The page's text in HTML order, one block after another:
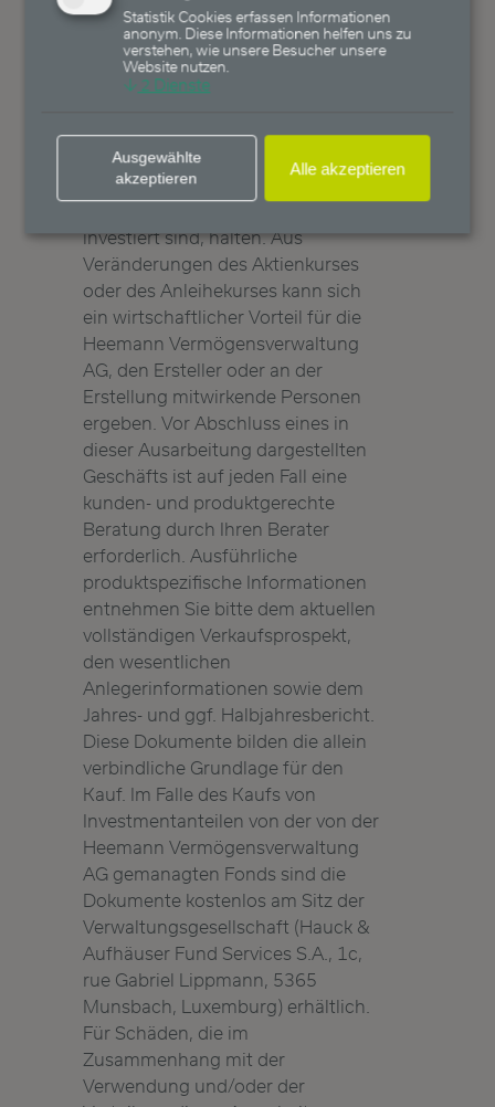
Aktienanteile am genannten
Unternehmen, Anleihen des
genannten Unternehmens oder
Vermögensverwaltung AG
gemanagten Fonds, die wiederum
in Aktienanteilen oder Anleihen des
genannten Unternehmens
investiert sind, halten. Aus
Veränderungen des Aktienkurses
oder des Anleihekurses kann sich
ein wirtschaftlicher Vorteil für die
Heemann Vermögensverwaltung
AG, den Ersteller oder an der
Erstellung mitwirkende Personen
ergeben. Vor Abschluss eines in
dieser Ausarbeitung dargestellten
Geschäfts ist auf jeden Fall eine
kunden- und produktgerechte
Beratung durch Ihren Berater
erforderlich. Ausführliche
produktspezifische Informationen
entnehmen Sie bitte dem aktuellen
vollständigen Verkaufsprospekt,
den wesentlichen
Anlegerinformationen sowie dem
Jahres- und ggf. Halbjahresbericht.
Diese Dokumente bilden die allein
verbindliche Grundlage für den
Kauf. Im Falle des Kaufs von
Investmentanteilen von der von der
Heemann Vermögensverwaltung
AG gemanagten Fonds sind die
Dokumente kostenlos am Sitz der
Verwaltungsgesellschaft (Hauck &
Aufhäuser Fund Services S.A., 1c,
rue Gabriel Lippmann, 5365
Munsbach, Luxemburg) erhältlich.
Für Schäden, die im
Zusammenhang mit der
Verwendung und/oder der
Statistik Cookies erfassen Informationen
anonym. Diese Informationen helfen uns zu
verstehen, wie unsere Besucher unsere
Website nutzen.
↓ 2 Dienste
Ausgewählte
akzeptieren
Alle akzeptieren